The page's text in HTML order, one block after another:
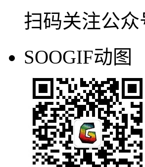
扫码关注公众
SOOGIF动图